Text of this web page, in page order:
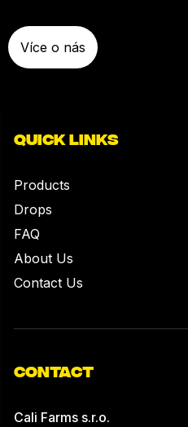
Více o nás
QUICK LINKS
Products
Drops
FAQ
About Us
Contact Us
CONTACT
Cali Farms s.r.o.